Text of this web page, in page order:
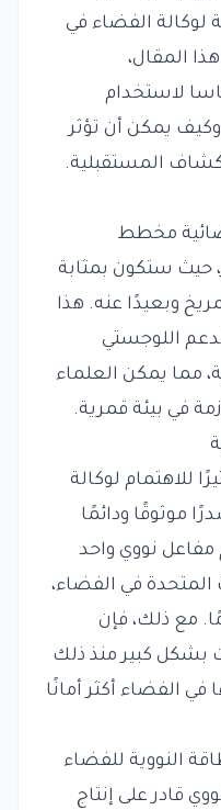
لوكالة الفضاء في
المقال،
لاستخدام
يمكن أن تؤثر
المستقبلية.
مخطط
حيث ستكون بمثابة
وبعيدًا عنه. هذا
اللوجستي
مما يمكن العلماء
في بيئة قمرية.
للاهتمام لوكالة
موثوقًا ودائمًا
مفاعل نووي واحد
في الفضاء،
قبل أكثر من 60 عامًا. مع ذلك، فإن
بشكل كبير منذ ذلك
الفضاء أكثر أمانًا
النووية للفضاء
قادر على إنتاج